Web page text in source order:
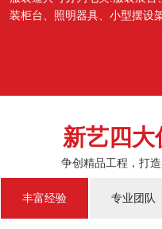
装柜台、照明器具、小型摆设
新艺四大
争创精品工程，打
丰富经验 专业团队